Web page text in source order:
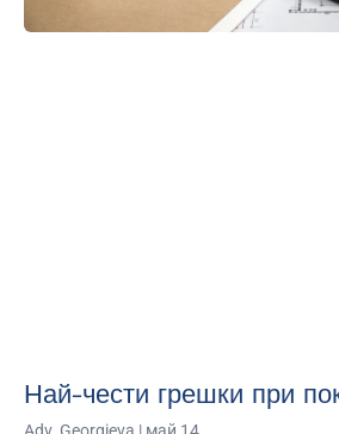
Най-чести грешки при
Adv. Georgieva май 14